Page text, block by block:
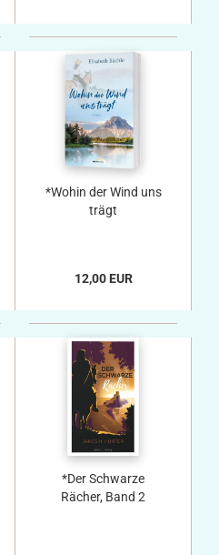
*Wohin der Wind uns
trägt
12,00 EUR
*Der Schwarze
Rächer, Band 2